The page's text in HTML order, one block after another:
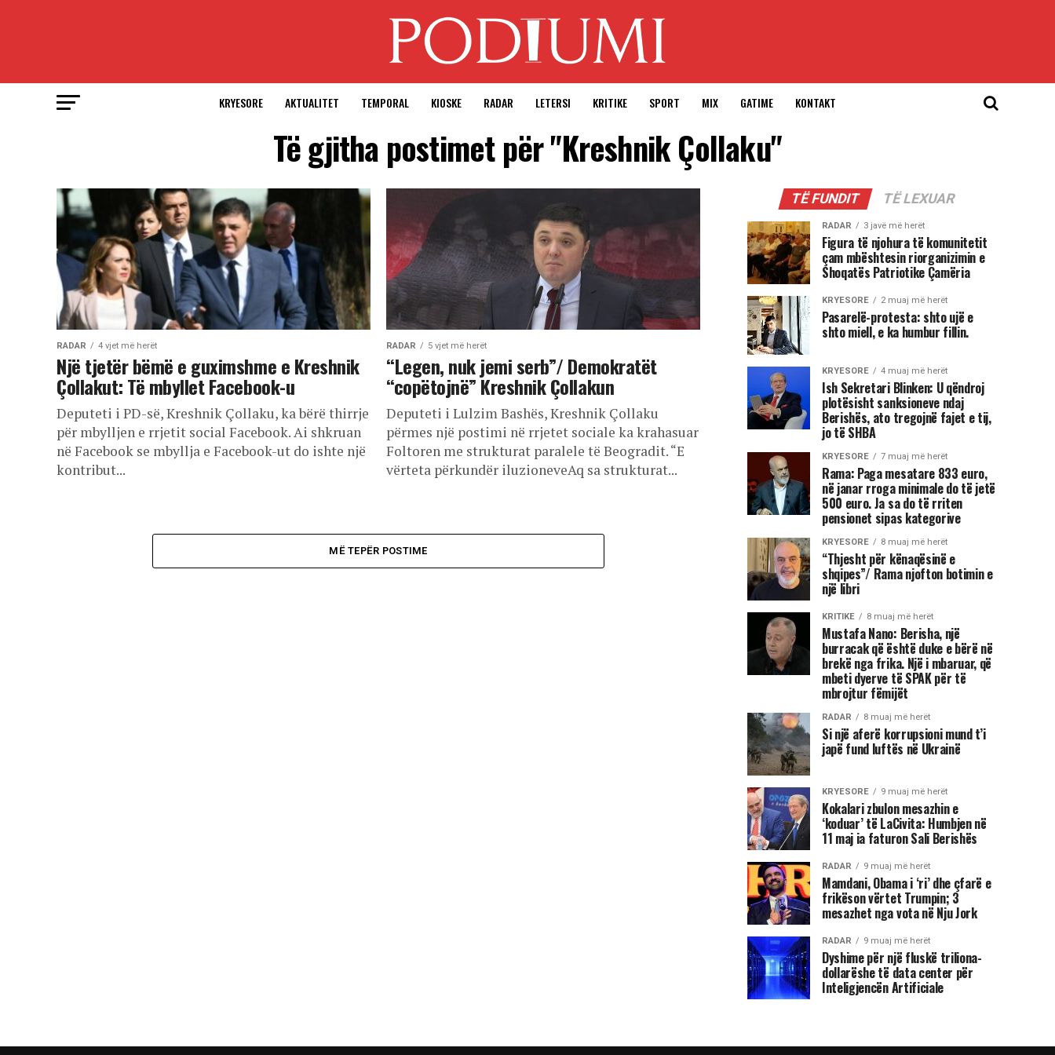
KRYESORE AKTUALITET TEMPORAL KIOSKE RADAR LETERSI KRITIKE SPORT MIX GATIME KONTAKT
Të gjitha postimet për "Kreshnik Çollaku"
RADAR 4 vjet më herët
Një tjetër bëmë e guximshme e Kreshnik
Çollakut: Të mbyllet Facebook-u
Deputeti i PD-së, Kreshnik Çollaku, ka bërë thirrje
për mbylljen e rrjetit social Facebook. Ai shkruan
në Facebook se mbyllja e Facebook-ut do ishte një
kontribut...
RADAR 5 vjet më herët
“Legen, nuk jemi serb”/ Demokratët
“copëtojnë” Kreshnik Çollakun
Deputeti i Lulzim Bashës, Kreshnik Çollaku
përmes një postimi në rrjetet sociale ka krahasuar
Foltoren me strukturat paralele të Beogradit. “E
vërteta përkundër iluzioneveAq sa strukturat...
MË TEPËR POSTIME
TË FUNDIT TË LEXUAR
RADAR 3 javë më herët
Figura të njohura të komunitetit
çam mbështesin riorganizimin e
Shoqatës Patriotike Çamëria
KRYESORE 2 muaj më herët
Pasarelë-protesta: shto ujë e
shto miell, e ka humbur fillin.
KRYESORE 4 muaj më herët
Ish Sekretari Blinken: U qëndroj
plotësisht sanksioneve ndaj
Berishës, ato tregojnë fajet e tij,
jo të SHBA
KRYESORE 7 muaj më herët
Rama: Paga mesatare 833 euro,
në janar rroga minimale do të jetë
500 euro. Ja sa do të rriten
pensionet sipas kategorive
KRYESORE 8 muaj më herët
“Thjesht për kënaqësinë e
shqipes”/ Rama njofton botimin e
një libri
KRITIKE 8 muaj më herët
Mustafa Nano: Berisha, një
burracak që është duke e bërë në
brekë nga frika. Një i mbaruar, që
mbeti dyerve të SPAK për të
mbrojtur fëmijët
RADAR 8 muaj më herët
Si një aferë korrupsioni mund t’i
japë fund luftës në Ukrainë
KRYESORE 9 muaj më herët
Kokalari zbulon mesazhin e
‘koduar’ të LaCivita: Humbjen në
11 maj ia faturon Sali Berishës
RADAR 9 muaj më herët
Mamdani, Obama i ‘ri’ dhe çfarë e
frikëson vërtet Trumpin; 3
mesazhet nga vota në Nju Jork
RADAR 9 muaj më herët
Dyshime për një fluskë triliona-
dollarëshe të data center për
Inteligjencën Artificiale